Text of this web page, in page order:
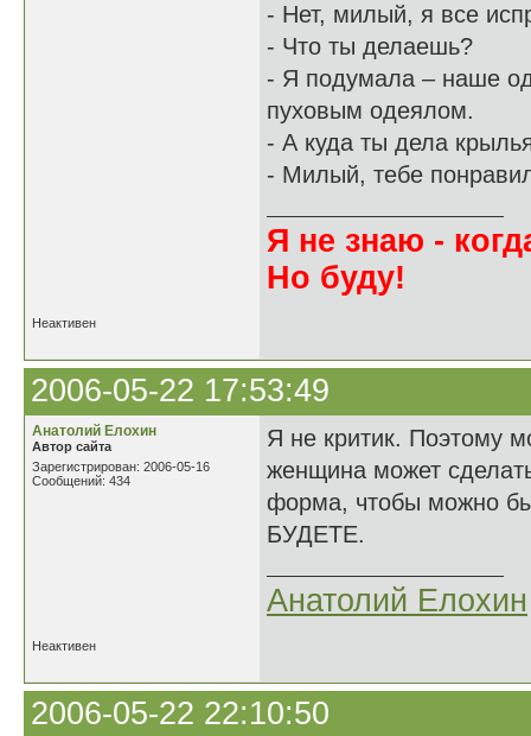
- Нет, милый, я все
- Что ты делаешь?
- Я подумала – наше
пуховым одеялом.
- А куда ты дела
- Милый, тебе
Я не знаю -
Но буду!
Неактивен
2006-05-22 17:53:49
Анатолий Елохин
Автор сайта
Зарегистрирован: 2006-05-16
Сообщений: 434
Я не критик. Поэтому
женщина может
форма, чтобы можно
БУДЕТЕ.
Анатолий Елохин
Неактивен
2006-05-22 22:10:50